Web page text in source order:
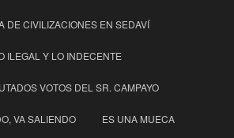
DE CIVILIZACIONES EN SEDAVÍ
ILEGAL Y LO INDECENTE
VOTOS DEL SR. CAMPAYO
VA SALIENDO ES UNA MUECA